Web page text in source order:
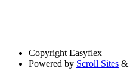
Copyright Easyflex
Powered by Scroll Sites &